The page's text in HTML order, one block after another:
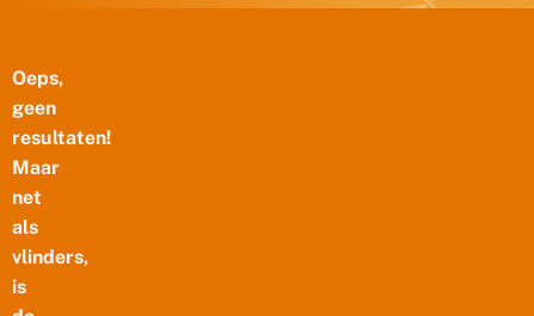
Oeps,
geen
resultaten!
Maar
net
als
vlinders,
is